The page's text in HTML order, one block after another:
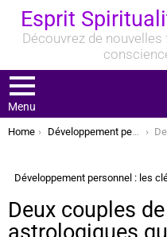
Esprit
Découvrez de
Menu
You are here:
Home Développement personnel : les clés pour mieux se connaître Deux
Développement personnel : les
Deux couples